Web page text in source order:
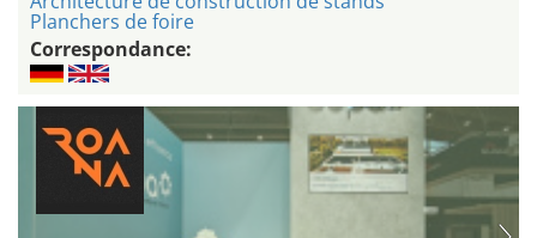
Planchers de foire
Correspondance: